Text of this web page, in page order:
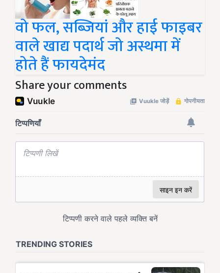
वो फल, सब्जियां और हाई फाइबर
वाले खाद्य पदार्थ जो अस्थमा में
होते हैं फायदेमंद
Share your comments